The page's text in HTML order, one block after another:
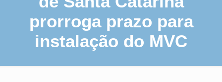
prorroga prazo para
instalação do MVC